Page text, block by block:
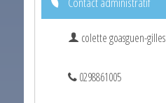
colette goasguen-gilles
0298861005